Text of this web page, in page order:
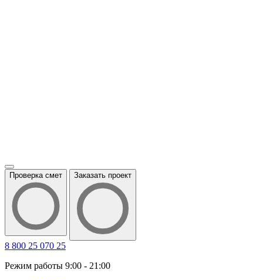
Проверка смет Заказать проект
8 800 25 070 25
Режим работы 9:00 - 21:00